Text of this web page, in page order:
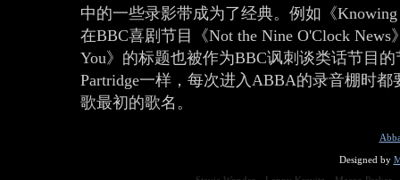
中的一些录影带成为了经典。例如《
在BBC喜剧节目《Not the Nine O'Clock
You》的标题也被作为BBC讽刺谈类话节目的
Partridge一样，每次进入ABBA的录音棚时
歌最初的歌名。
Designed by